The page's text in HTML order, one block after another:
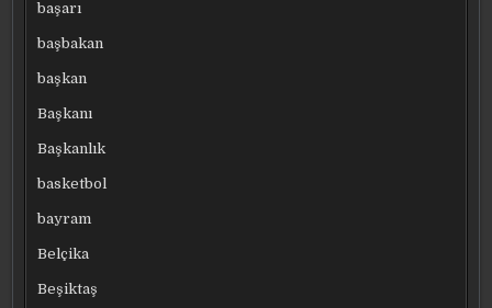
başarı
başbakan
başkan
Başkanı
Başkanlık
basketbol
bayram
Belçika
Beşiktaş